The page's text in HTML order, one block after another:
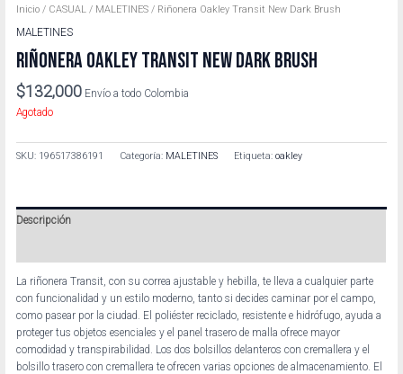
Inicio / CASUAL / MALETINES / Riñonera Oakley Transit New Dark Brush
MALETINES
RIÑONERA OAKLEY TRANSIT NEW DARK BRUSH
$132,000 Envío a todo Colombia
Agotado
SKU: 196517386191 Categoría: MALETINES Etiqueta:oakley
Descripción
La riñonera Transit, con su correa ajustable y hebilla, te lleva a cualquier parte
con funcionalidad y un estilo moderno, tanto si decides caminar por el campo,
como pasear por la ciudad. El poliéster reciclado, resistente e hidrófugo, ayuda a
proteger tus objetos esenciales y el panel trasero de malla ofrece mayor
comodidad y transpirabilidad. Los dos bolsillos delanteros con cremallera y el
bolsillo trasero con cremallera te ofrecen varias opciones de almacenamiento. El